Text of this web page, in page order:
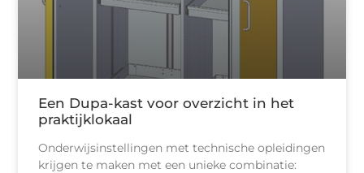
Een Dupa-kast voor overzicht in het
praktijklokaal
Onderwijsinstellingen met technische opleidingen
krijgen te maken met een unieke combinatie: